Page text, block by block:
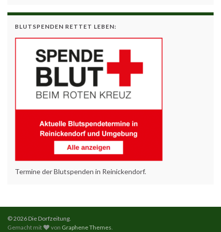
BLUTSPENDEN RETTET LEBEN:
Termine der Blutspenden in Reinickendorf.
© 2026 Die Dorfzeitung.
Gemacht mit
von Graphene Themes.